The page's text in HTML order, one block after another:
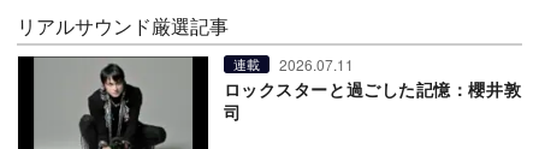
リアルサウンド厳選記事
連載 2026.07.11
ロックスターと過ごした記憶：櫻井敦
司